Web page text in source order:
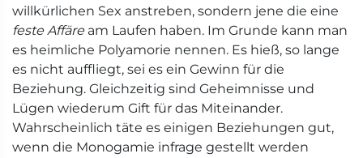
willkürlichen Sex anstreben, sondern jene die eine
feste Affäream Laufen haben. Im Grunde kann man
es heimliche Polyamorie nennen. Es hieß, so lange
es nicht auffliegt, sei es ein Gewinn für die
Beziehung. Gleichzeitig sind Geheimnisse und
Lügen wiederum Gift für das Miteinander.
Wahrscheinlich täte es einigen Beziehungen gut,
wenn die Monogamie infrage gestellt werden